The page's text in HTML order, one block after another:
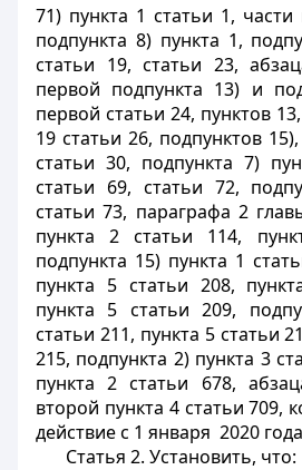
71) пункта 1 статьи 1,
подпункта 8) пункта 1,
статьи 19, статьи 23,
первой подпункта 13) и
первой статьи 24, пунктов
19 статьи 26, подпунктов
статьи 30, подпункта 7)
статьи 69, статьи 72,
статьи 73, параграфа 2
пункта 2 статьи 114,
подпункта 15) пункта 1
пункта 5 статьи 208,
пункта 5 статьи 209,
статьи 211, пункта 5 статьи
215, подпункта 2) пункта 3
пункта 2 статьи 678,
второй пункта 4 статьи 709,
действие с 1 января 2020
Статья 2. Установить, что: